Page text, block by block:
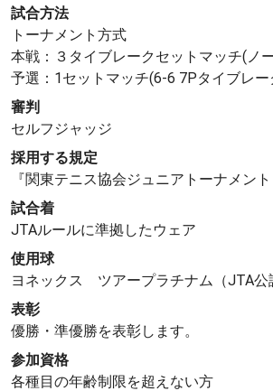
試合方法
トーナメント方式
本戦：３タイブレークセットマッチ(ノ
予選：1セットマッチ(6-6 7Pタイブレー
審判
セルフジャッジ
採用する規定
『関東テニス協会ジュニアトーナメン
試合着
JTAルールに準拠したウェア
使用球
ヨネックス ツアープラチナム（JTA公
表彰
優勝・準優勝を表彰します。
参加資格
各種目の年齢制限を超えない方